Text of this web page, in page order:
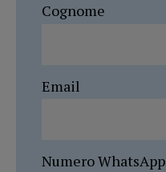
Cognome
Email
Numero WhatsApp